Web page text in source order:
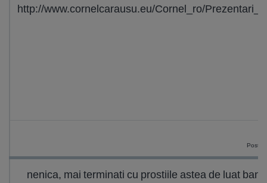
http://www.cornelcarausu.eu/Cornel_ro/
Postat
nenica, mai terminati cu prostiile astea de luat